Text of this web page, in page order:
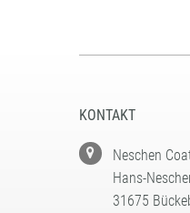
KONTAKT
Neschen
Hans-
31675